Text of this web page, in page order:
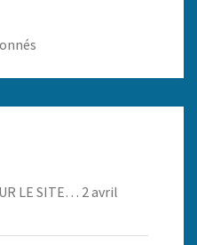
LE SITE… 2 avril